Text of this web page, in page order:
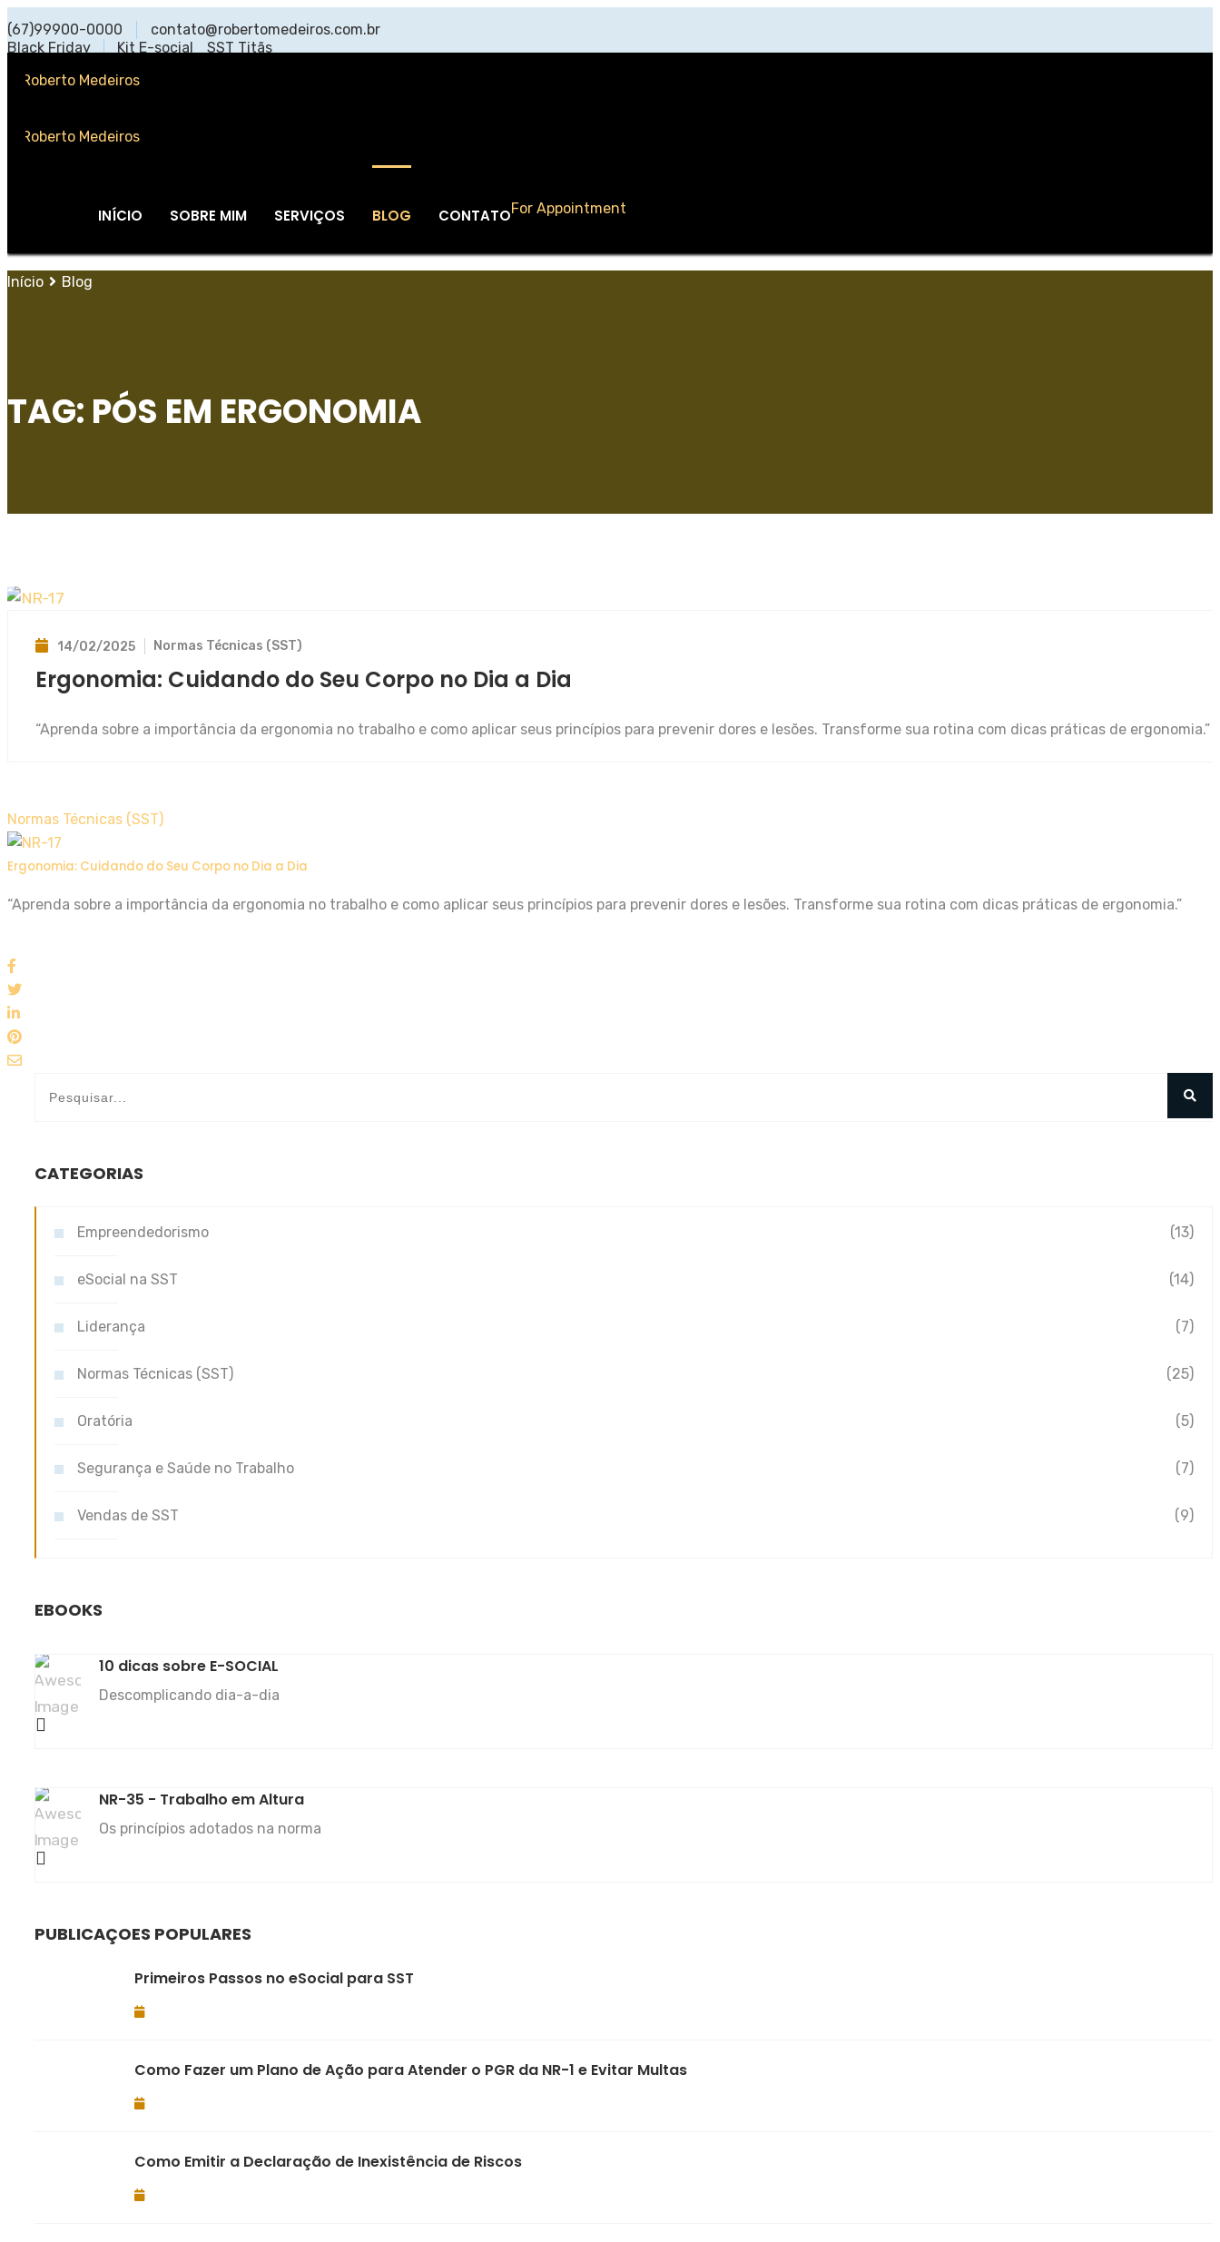
(67)99900-0000
contato@robertomedeiros.com.br
Black Friday
Kit E-social SST Titãs
INÍCIO SOBRE MIM SERVIÇOS BLOG CONTATOFor Appointment
Início Blog
TAG: PÓS EM ERGONOMIA
14/02/2025 Normas Técnicas (SST)
Ergonomia: Cuidando do Seu Corpo no Dia a Dia
“Aprenda sobre a importância da ergonomia no trabalho e como aplicar seus princípios para prevenir dores e lesões. Transforme sua rotina com dicas práticas de ergonomia.”
Normas Técnicas (SST)
Ergonomia: Cuidando do Seu Corpo no Dia a Dia
“Aprenda sobre a importância da ergonomia no trabalho e como aplicar seus princípios para prevenir dores e lesões. Transforme sua rotina com dicas práticas de ergonomia.”
CATEGORIAS
Empreendedorismo (13)
eSocial na SST (14)
Liderança (7)
Normas Técnicas (SST) (25)
Oratória (5)
Segurança e Saúde no Trabalho (7)
Vendas de SST (9)
EBOOKS
10 dicas sobre E-SOCIAL
Descomplicando dia-a-dia
NR-35 - Trabalho em Altura
Os princípios adotados na norma
PUBLICAÇÕES POPULARES
Primeiros Passos no eSocial para SST
Como Fazer um Plano de Ação para Atender o PGR da NR-1 e Evitar Multas
Como Emitir a Declaração de Inexistência de Riscos